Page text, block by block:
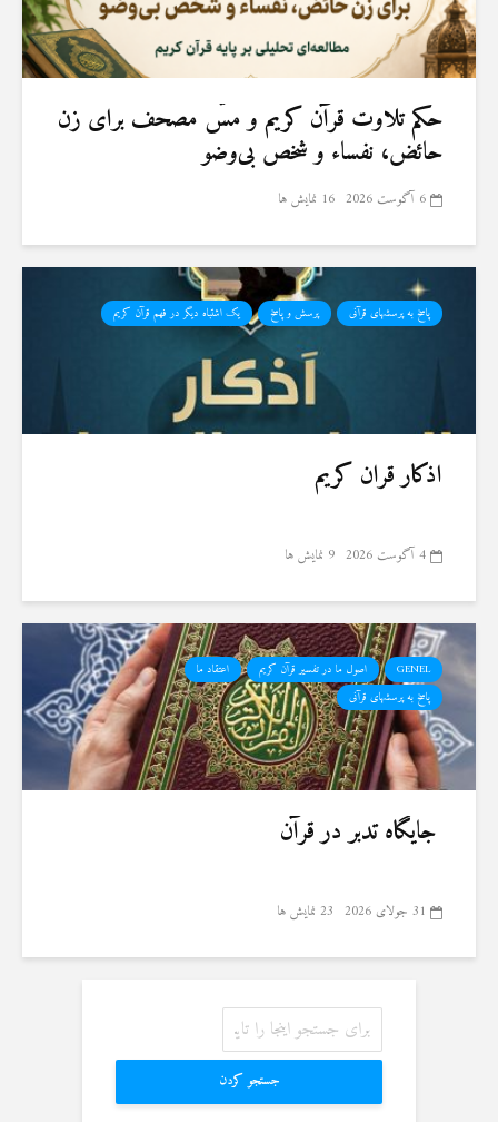
حكم تلاوت قرآن كريم و مسّ مصحف برای زن
حائض، نفساء و شخص بی‌وضو
6 آگوست 2026 16 نمایش ها
پاسخ به پرسشهای قرآنی پرسش و پاسخ یک اشتباه دیگر در فهم قرآن کریم
اذکار قران کریم
4 آگوست 2026 9 نمایش ها
GENEL اصول ما در تفسیر قرآن کریم
اعتقاد ما
پاسخ به پرسشهای قرآنی
جایگاه تدبر در قرآن
31 جولای 2026 23 نمایش ها
جستجو کردن